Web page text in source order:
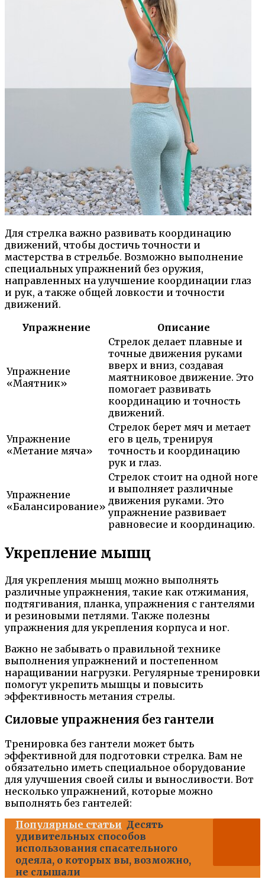
Для стрелка важно развивать координацию
движений, чтобы достичь точности и
мастерства в стрельбе. Возможно выполнение
специальных упражнений без оружия,
направленных на улучшение координации глаз
и рук, а также общей ловкости и точности
движений.
Упражнение
Описание
Упражнение
«Маятник»
Стрелок делает плавные и
точные движения руками
вверх и вниз, создавая
маятниковое движение. Это
помогает развивать
координацию и точность
движений.
Упражнение
«Метание мяча»
Стрелок берет мяч и метает
его в цель, тренируя
точность и координацию
рук и глаз.
Упражнение
«Балансирование»
Стрелок стоит на одной ноге
и выполняет различные
движения руками. Это
упражнение развивает
равновесие и координацию.
Укрепление мышц
Для укрепления мышц можно выполнять
различные упражнения, такие как отжимания,
подтягивания, планка, упражнения с гантелями
и резиновыми петлями. Также полезны
упражнения для укрепления корпуса и ног.
Важно не забывать о правильной технике
выполнения упражнений и постепенном
наращивании нагрузки. Регулярные тренировки
помогут укрепить мышцы и повысить
эффективность метания стрелы.
Силовые упражнения без гантели
Тренировка без гантели может быть
эффективной для подготовки стрелка. Вам не
обязательно иметь специальное оборудование
для улучшения своей силы и выносливости. Вот
несколько упражнений, которые можно
выполнять без гантелей:
Популярные статьи Десять
удивительных способов
использования спасательного
одеяла, о которых вы, возможно,
не слышали